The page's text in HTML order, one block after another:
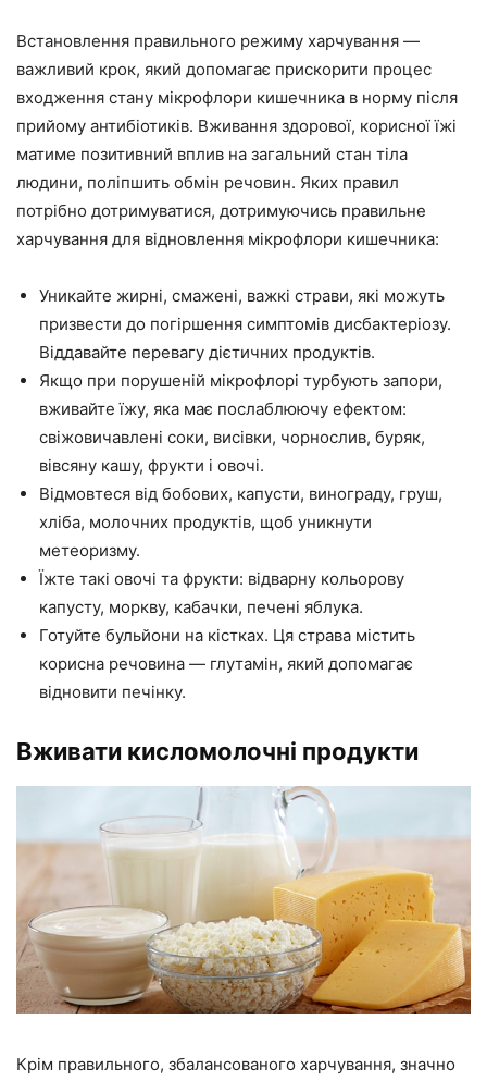
Встановлення правильного режиму харчування —
важливий крок, який допомагає прискорити процес
входження стану мікрофлори кишечника в норму після
прийому антибіотиків. Вживання здорової, корисної їжі
матиме позитивний вплив на загальний стан тіла
людини, поліпшить обмін речовин. Яких правил
потрібно дотримуватися, дотримуючись правильне
харчування для відновлення мікрофлори кишечника:
Уникайте жирні, смажені, важкі страви, які можуть
призвести до погіршення симптомів дисбактеріозу.
Віддавайте перевагу дієтичних продуктів.
Якщо при порушеній мікрофлорі турбують запори,
вживайте їжу, яка має послаблюючу ефектом:
свіжовичавлені соки, висівки, чорнослив, буряк,
вівсяну кашу, фрукти і овочі.
Відмовтеся від бобових, капусти, винограду, груш,
хліба, молочних продуктів, щоб уникнути
метеоризму.
Їжте такі овочі та фрукти: відварну кольорову
капусту, моркву, кабачки, печені яблука.
Готуйте бульйони на кістках. Ця страва містить
корисна речовина — глутамін, який допомагає
відновити печінку.
Вживати кисломолочні продукти
Крім правильного, збалансованого харчування, значно